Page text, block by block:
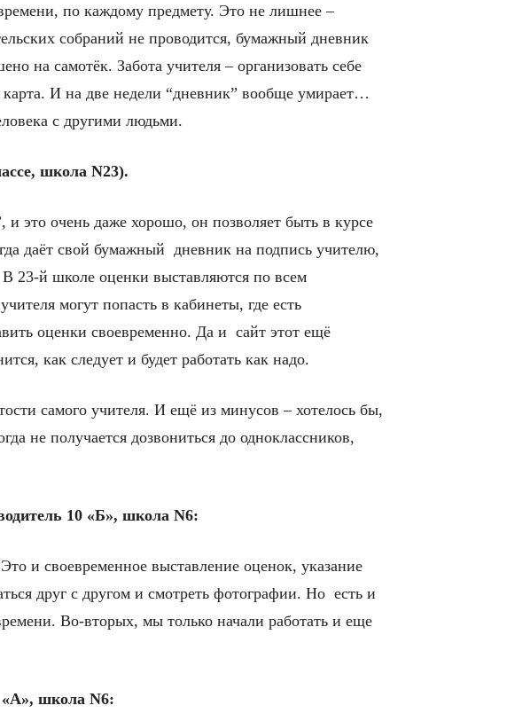
по каждому предмету. Это не лишнее –
собраний не проводится, бумажный дневник
на самотёк. Забота учителя – организовать себе
И на две недели “дневник” вообще умирает…
с другими людьми.
школа N23).
это очень даже хорошо, он позволяет быть в курсе
даёт свой бумажный дневник на подпись учителю,
23-й школе оценки выставляются по всем
могут попасть в кабинеты, где есть
оценки своевременно. Да и сайт этот ещё
как следует и будет работать как надо.
самого учителя. И ещё из минусов – хотелось бы,
не получается дозвониться до одноклассников,
10 «Б», школа N6:
и своевременное выставление оценок, указание
друг с другом и смотреть фотографии. Но есть и
Во-вторых, мы только начали работать и еще
«А», школа N6: